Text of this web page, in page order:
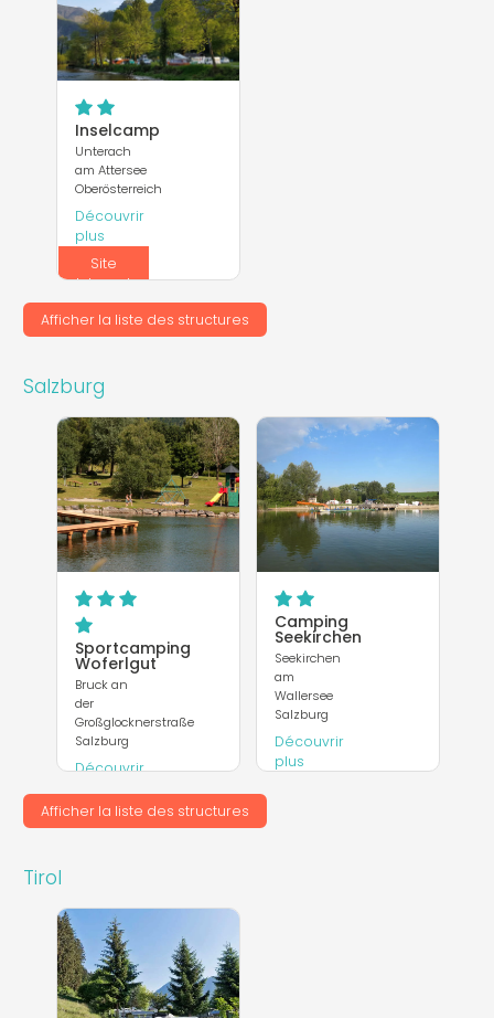
Inselcamp
Unterach
am Attersee
Oberösterreich
Découvrir
plus
Site
Internet
Afficher la liste des structures
Salzburg
Sportcamping
Woferlgut
Bruck an
der
Großglocknerstraße
Salzburg
Découvrir
Site
Camping
Seekirchen
Seekirchen
am
Wallersee
Salzburg
Découvrir
plus
Afficher la liste des structures
Tirol